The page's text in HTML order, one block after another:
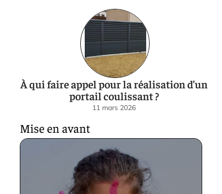
À qui faire appel pour la réalisation d’un
portail coulissant ?
11 mars 2026
Mise en avant